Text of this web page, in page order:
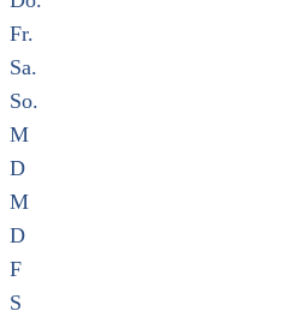
Fr.
Sa.
So.
M
D
M
D
F
S